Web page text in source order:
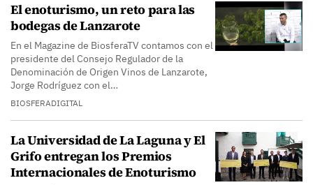
El enoturismo, un reto para las
bodegas de Lanzarote
En el Magazine de BiosferaTV contamos con el
presidente del Consejo Regulador de la
Denominación de Origen Vinos de Lanzarote,
Jorge Rodríguez con el…
BIOSFERADIGITAL
La Universidad de La Laguna y El
Grifo entregan los Premios
Internacionales de Enoturismo